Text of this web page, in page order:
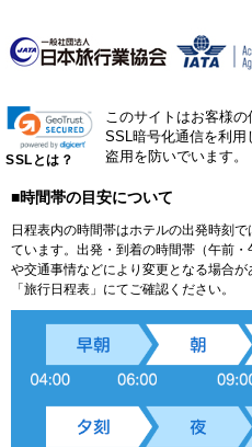
SSLとは？
このサイトはお客様
SSL暗号化通信を利用
盗用を防いでいます。
■時間帯の目安について
日程表内の時間帯はホテルの出発時刻
ています。出発・到着の時間帯（午前
や交通事情などにより変更となる場合
「旅行日程表」にてご確認ください。